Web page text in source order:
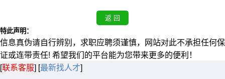
特此声明：
信息真伪请自行辨别，求职应聘须谨慎，网站对此不承担任何保
证或连带责任! 希望我们的平台能为您带来更多的便利！
[联系客服] [最新找人才]